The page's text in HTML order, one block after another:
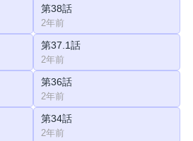
第38話
2年前
第37.1話
2年前
第36話
2年前
第34話
2年前